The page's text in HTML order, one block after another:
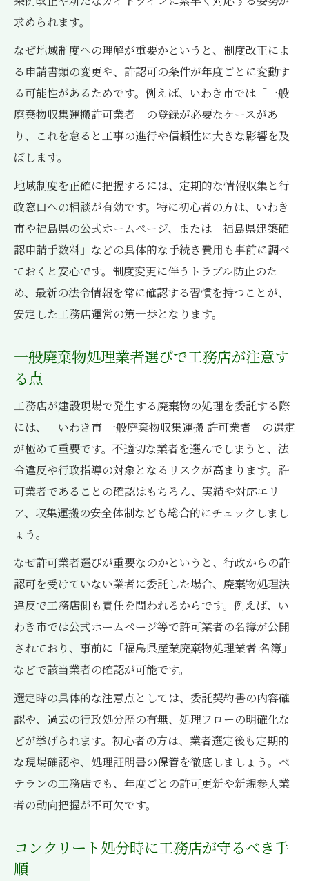
求められます。
なぜ地域制度への理解が重要かというと、制度改正によ
る申請書類の変更や、許認可の条件が年度ごとに変動す
る可能性があるためです。例えば、いわき市では「一般
廃棄物収集運搬許可業者」の登録が必要なケースがあ
り、これを怠ると工事の進行や信頼性に大きな影響を及
ぼします。
地域制度を正確に把握するには、定期的な情報収集と行
政窓口への相談が有効です。特に初心者の方は、いわき
市や福島県の公式ホームページ、または「福島県建築確
認申請手数料」などの具体的な手続き費用も事前に調べ
ておくと安心です。制度変更に伴うトラブル防止のた
め、最新の法令情報を常に確認する習慣を持つことが、
安定した工務店運営の第一歩となります。
一般廃棄物処理業者選びで工務店が注意す
る点
工務店が建設現場で発生する廃棄物の処理を委託する際
には、「いわき市 一般廃棄物収集運搬 許可業者」の選定
が極めて重要です。不適切な業者を選んでしまうと、法
令違反や行政指導の対象となるリスクが高まります。許
可業者であることの確認はもちろん、実績や対応エリ
ア、収集運搬の安全体制なども総合的にチェックしまし
ょう。
なぜ許可業者選びが重要なのかというと、行政からの許
認可を受けていない業者に委託した場合、廃棄物処理法
違反で工務店側も責任を問われるからです。例えば、い
わき市では公式ホームページ等で許可業者の名簿が公開
されており、事前に「福島県産業廃棄物処理業者 名簿」
などで該当業者の確認が可能です。
選定時の具体的な注意点としては、委託契約書の内容確
認や、過去の行政処分歴の有無、処理フローの明確化な
どが挙げられます。初心者の方は、業者選定後も定期的
な現場確認や、処理証明書の保管を徹底しましょう。ベ
テランの工務店でも、年度ごとの許可更新や新規参入業
者の動向把握が不可欠です。
コンクリート処分時に工務店が守るべき手
順